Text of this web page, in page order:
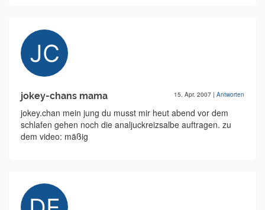
jokey-chans mama 15. Apr. 2007 | Antworten
jokey.chan mein jung du musst mir heut abend vor dem
schlafen gehen noch die analjuckreizsalbe auftragen. zu
dem video: mäßig